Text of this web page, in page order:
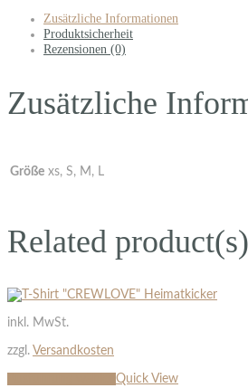
Zusätzliche Informationen
Produktsicherheit
Rezensionen (0)
Zusätzliche
Größe xs, S, M, L
Related product(s)
inkl. MwSt.
zzgl. Versandkosten
Quick View